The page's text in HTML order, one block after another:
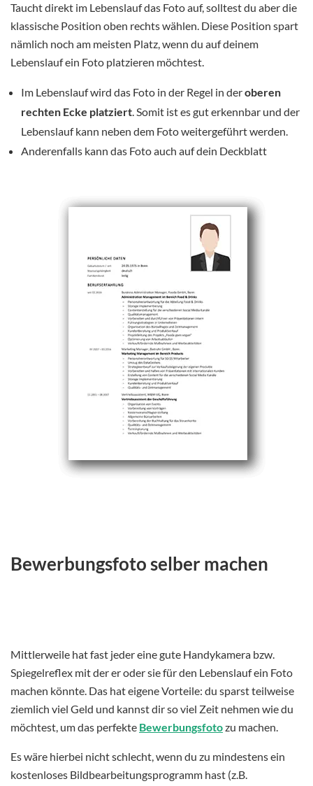
Taucht direkt im Lebenslauf das Foto auf, solltest du aber die
klassische Position oben rechts wählen. Diese Position spart
nämlich noch am meisten Platz, wenn du auf deinem
Lebenslauf ein Foto platzieren möchtest.
Im Lebenslauf wird das Foto in der Regel in deroberen
rechten Ecke platziert. Somit ist es gut erkennbar und der
Lebenslauf kann neben dem Foto weitergeführt werden.
Anderenfalls kann das Foto auch auf dein Deckblatt
Bewerbungsfoto selber machen
Mittlerweile hat fast jeder eine gute Handykamera bzw.
Spiegelreflex mit der er oder sie für den Lebenslauf ein Foto
machen könnte. Das hat eigene Vorteile: du sparst teilweise
ziemlich viel Geld und kannst dir so viel Zeit nehmen wie du
möchtest, um das perfekte Bewerbungsfotozu machen.
Es wäre hierbei nicht schlecht, wenn du zu mindestens ein
kostenloses Bildbearbeitungsprogramm hast (z.B.